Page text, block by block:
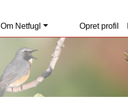
Om Netfugl Opret profil